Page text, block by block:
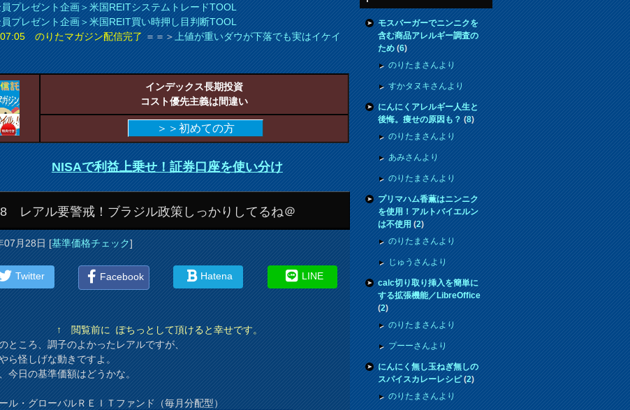
プレゼント企画＞米国REITシステムトレードTOOL
プレゼント企画＞米国REIT買い時押し目判断TOOL
のりたマガジン配信完了＝＝＞上値が重いダウが下落でも実はイケイ
インデックス長期投資
コスト優先主義は間違い
＞＞初めての方
NISAで利益上乗せ！証券口座を使い分け
レアル要警戒！ブラジル政策しっかりしてるね＠
07月28日[基準価格チェック]
Twitter Facebook Hatena LINE
↑ 閲覧前に ぽちっとして頂けると幸せです。
ところ、調子のよかったレアルですが、
ら怪しげな動きですよ。
今日の基準価額はどうかな。
ル・グローバルＲＥＩＴファンド（毎月分配型）
モスバーガーでニンニクを
含む商品アレルギー調査の
ため(6)
のりたまさんより
すかタヌキさんより
にんにくアレルギー人生と
後悔。痩せの原因も？(8)
のりたまさんより
あみさんより
のりたまさんより
プリマハム香薫はニンニク
を使用！アルトバイエルン
は不使用(2)
のりたまさんより
じゅうさんより
calc切り取り挿入を簡単に
する拡張機能／LibreOffice
(2)
のりたまさんより
プーーさんより
にんにく無し玉ねぎ無しの
スパイスカレーレシピ(2)
のりたまさんより